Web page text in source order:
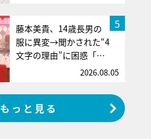
5
藤本美貴、14歳長男の
服に異変→聞かされた“4
文字の理由”に困惑「…
2026.08.05
もっと見る